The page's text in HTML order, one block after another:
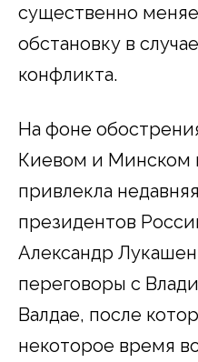
существенно
обстановку в
конфликта.
На фоне
Киевом и Минском
привлекла
президентов
Александр
переговоры с
Валдае, после
некоторое время